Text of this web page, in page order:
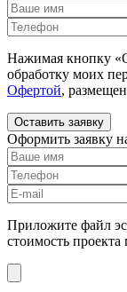
Нажимая кнопку
обработку моих
Офертой,
Оставить заявку
Оформить заявку
Приложите файл
стоимость проекта